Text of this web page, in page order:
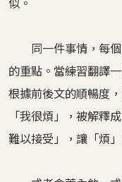
同一件事情，每個
的重點。當練習翻譯
根據前後文的順暢度
「我很煩」，被解釋
難以接受」，讓「煩